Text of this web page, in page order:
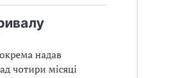
надав
чотири місяці